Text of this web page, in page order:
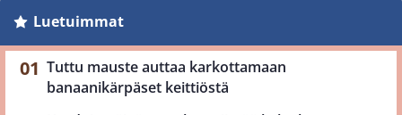
Luetuimmat
Tuttu mauste auttaa karkottamaan
banaanikärpäset keittiöstä